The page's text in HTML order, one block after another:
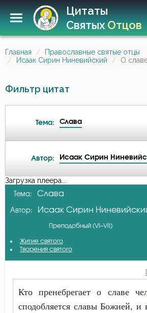
Цитаты
СвятыхОтцов
Главная
Православные святые отцы
Исаак Сирин Ниневийский
О
Фильтр цитат
Тема: Слава
Ад
Бедность
Безмолвие
Бесстрастие
Автор: Исаак Сирин
А-я
Авва Исайя (Скитский)
Варсонофий Оптинский
Василий Великий
Григорий Богослов
Загрузка плеера...
Тема: Слава
Автор: Исаак Сирин
Преподобный (VI–VII)
Житие святого
Творения святого
Кто пренебрегает о славе
сподобляется славы Божией,